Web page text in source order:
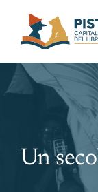
content
Pistoia per la
Mostre
Un